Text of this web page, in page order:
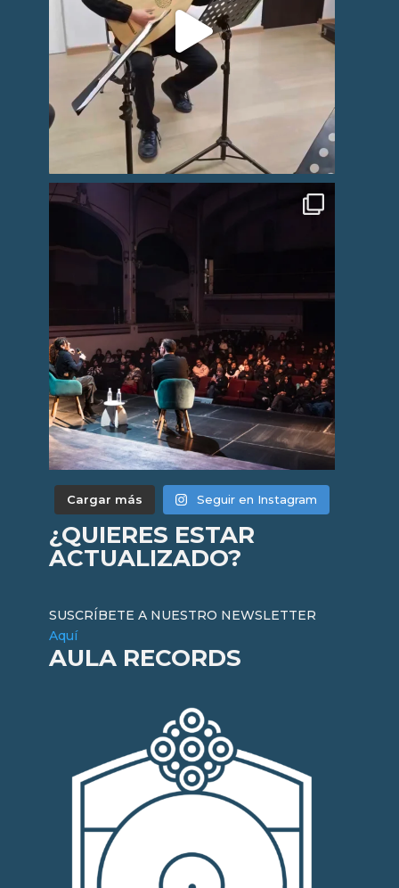
Cargar más Seguir en Instagram
¿QUIERES ESTAR
ACTUALIZADO?
SUSCRÍBETE A NUESTRO NEWSLETTER
Aquí
AULA RECORDS